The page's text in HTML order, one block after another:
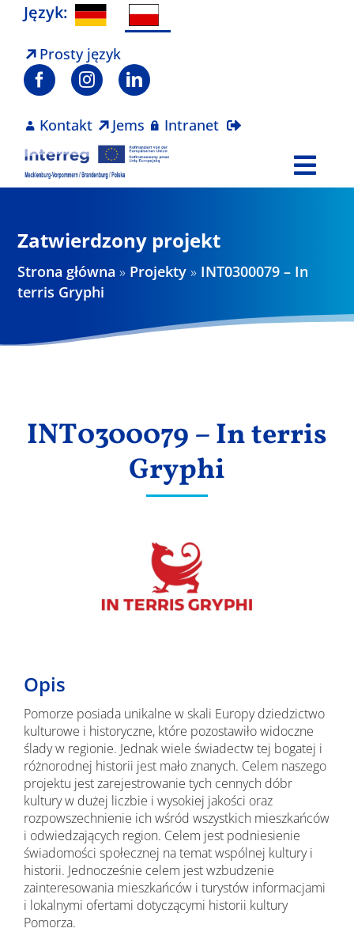
Skip
content
Język:
Prosty język
Kontakt Jems Intranet
Projekty
Zatwierdzony projekt
Strona główna » Projekty » INT0300079 – In
terris Gryphi
INT0300079 – In terris
Gryphi
Opis
Pomorze posiada unikalne w skali Europy dziedzictwo
kulturowe i historyczne, które pozostawiło widoczne
ślady w regionie. Jednak wiele świadectw tej bogatej i
różnorodnej historii jest mało znanych. Celem naszego
projektu jest zarejestrowanie tych cennych dóbr
kultury w dużej liczbie i wysokiej jakości oraz
rozpowszechnienie ich wśród wszystkich mieszkańców
i odwiedzających region. Celem jest podniesienie
świadomości społecznej na temat wspólnej kultury i
historii. Jednocześnie celem jest wzbudzenie
zainteresowania mieszkańców i turystów informacjami
i lokalnymi ofertami dotyczącymi historii kultury
Pomorza.